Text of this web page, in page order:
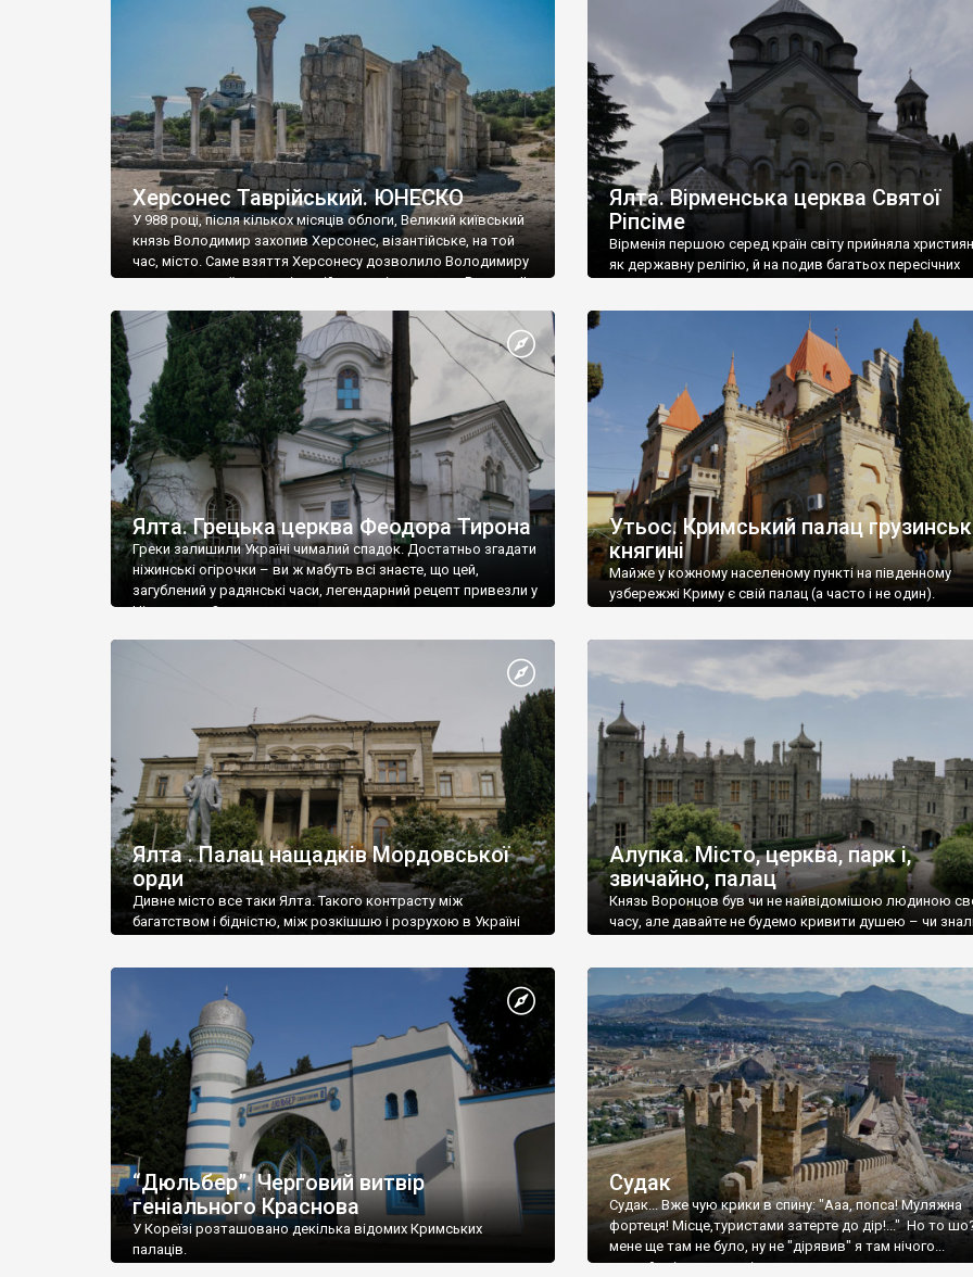
візантійської доби. Раритети викрадені з фондів об’єкту
культурної спадщини ЮНЕСКО «Херсонеса Таврійського».
Офіційно – на виставку «Золото Візантії», але експерти та
влада в Україні вважають це лише […]
називаються «повстяками» (postaki)…” “Вино. Крим
виробляє відмінне вино і його вдосталь: воно все
легке біле і дуже […]
Херсонес Таврійський. ЮНЕСКО
У 988 році, після кількох місяців облоги, Великий київський
князь Володимир захопив Херсонес, візантійське, на той
час, місто. Саме взяття Херсонесу дозволило Володимиру
диктувати свої умови візантійському імператору Василю ІІ,
Херсонесі Володимир-язичник, став Василем-
християнином. А потім було Хрещення Русі. На честь
Херсонесу Таврійського названо місто […]
Ялта. Вірменська церква Святої
Ріпсіме
Вірменія першою серед країн світу прийняла
як державну релігію, й на подив багатьох пересічних
Ялта. Грецька церква Феодора Тирона
Греки залишили Україні чималий спадок. Достатньо згадати
ніжинські огірочки – ви ж мабуть всі знаєте, що цей,
загублений у радянські часи, легендарний рецепт привезли у
Ніжин греки?
Утьос. Кримський палац
княгині
Майже у кожному населеному пункті на південному
узбережжі Криму є свій палац (а часто і не один).
Ялта . Палац нащадків Мордовської
орди
Дивне місто все таки Ялта. Такого контрасту між
багатством і бідністю, між розкішшю і розрухою в Україні
Алупка. Місто, церква, парк і,
звичайно, палац
Князь Воронцов був чи не найвідомішою людиною
часу, але давайте не будемо кривити душею – чи
“Дюльбер”. Черговий витвір
геніального Краснова
У Кореїзі розташовано декілька відомих Кримських
палаців.
Судак
Судак... Вже чую крики в спину: "Ааа, попса! Муляжна
фортеця! Місце,туристами затерте до дір!..." Но то
мене ще там не було, ну не "дірявив" я там нічого...
принаймні до цього літа.